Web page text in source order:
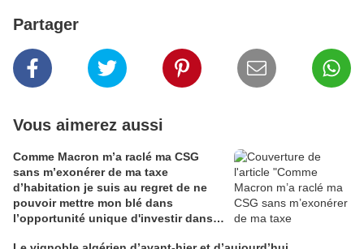
Partager
Vous aimerez aussi
Comme Macron m’a raclé ma CSG
sans m’exonérer de ma taxe
d’habitation je suis au regret de ne
pouvoir mettre mon blé dans
l’opportunité unique d'investir dans